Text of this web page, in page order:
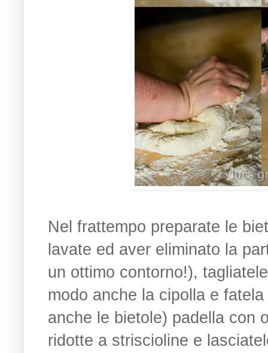
Nel frattempo preparate le
lavate ed aver eliminato la
un ottimo contorno!),
modo anche la cipolla e
anche le bietole) padella con
ridotte a striscioline e